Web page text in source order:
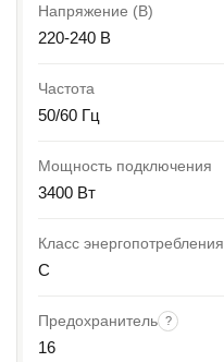
Напряжение (В)
220-240 B
Частота
50/60 Гц
Мощность подключения
3400 Вт
Класс энергопотребления
C
Предохранитель ?
16